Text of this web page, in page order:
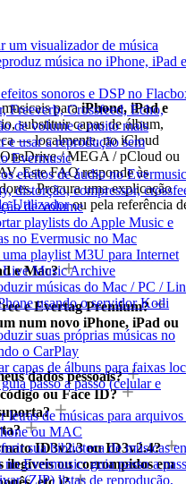
um visualizador de música
música no iPhone, iPad e
sonoros e DSP no
Freeverb, Crossfeed, Echo,
de volume e muito mais
e usar a reprodução sem
Evermusic
efeitos de áudio no
distorção, compressor,
de volume
playlists do Apple Music e
no Evermusic no Mac
playlist M3U para Internet
Music Archive
músicas do Mac / PC /
usando o servidor Kodi
suas próprias músicas no
o CarPlay
capas de álbuns para faixas
passo a passo (celular e
letras de músicas para arquivos
ou MAC
sua biblioteca de músicas
Evermusic: guia passo a
(ZIP) listas de reprodução,
paraiPhone, iPad e
substituir capas de álbum,
— localmente, no iCloud
/ MEGA / pCloud ou
Este FAQ responde às
Procura uma explicação
Utilizadorou pela referência
e Mac?
e Evertag Premium?
num novo iPhone, iPad ou
dados pessoais?
ou Face ID?
ID3v2.3 ou ID3v2.4?
ou corrompidos em